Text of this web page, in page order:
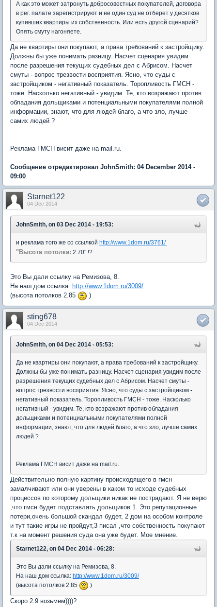
А как это может затронуть добросовестных покупателей, договора
в рег. палате зарегистрируют и не один суд не отберет у десятков
купивших квартиры их собственность. Или есть другой сценарий?
Опять смуту нагоняете.
Да не квартиры они покупают, а права требований к застройщику.
Должны бы уже понимать разницу. Насчет сценария увидим
после разрешения текущих судебных дел с Абрисом. Насчет
смуты - вопрос трезвости восприятия. Ясно, что суды с
застройщиком - негативный показатель. Торопливость ГМСН -
тоже. Насколько негативный - увидим. Те, кто возражают против
обладания дольщиками и потенциальными покупателями полной
информации, знают, что для людей благо, а что зло, лучше
самих людей ?
Реклама ГМСН висит даже на mail.ru.
Сообщение отредактировал JohnSmith: 04 December 2014 -
09:00
Starnet122
04 Dec 2014
JohnSmith, on 03 Dec 2014 - 19:53:
и реклама того же со ссылкой http://www.1dom.ru/3761/
"Высота потолка: 2.70" !?
Это Вы дали ссылку на Ремизова, 8.
На наш дом ссылка: http://www.1dom.ru/3009/
(высота потолков 2.85
)
sting678
04 Dec 2014
JohnSmith, on 04 Dec 2014 - 05:53:
Да не квартиры они покупают, а права требований к застройщику.
Должны бы уже понимать разницу. Насчет сценария увидим после
разрешения текущих судебных дел с Абрисом. Насчет смуты -
вопрос трезвости восприятия. Ясно, что суды с застройщиком -
негативный показатель. Торопливость ГМСН - тоже. Насколько
негативный - увидим. Те, кто возражают против обладания
дольщиками и потенциальными покупателями полной
информации, знают, что для людей благо, а что зло, лучше самих
людей ?
Реклама ГМСН висит даже на mail.ru.
Действительно полную картину происходящего в гмсн
замалчивают или они уверены в каком то исходе судебных
процессов по которому дольщики никак не пострадают. Я не верю
,что гмсн будет подставлять дольщиков 1. Это репутационные
потери,очень большой скандал будет, 2 дом на особом контроле
и тут такие игры не пройдут,3 писал ,что собственность покупают
т.к на момент решения суда она уже будет. Мое мнение.
Starnet122, on 04 Dec 2014 - 06:28:
Это Вы дали ссылку на Ремизова, 8.
На наш дом ссылка: http://www.1dom.ru/3009/
(высота потолков 2.85
)
Скоро 2.9 возьмем))))?